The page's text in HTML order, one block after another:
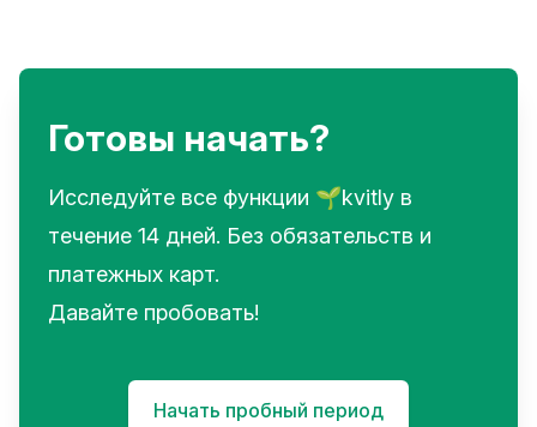
Готовы начать?
Исследуйте все функции 🌱kvitly в
течение 14 дней. Без обязательств и
платежных карт.
Давайте пробовать!
Начать пробный период